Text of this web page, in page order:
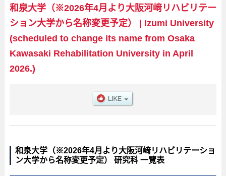
聯絡方式等對外國留學生是必要之訊息都刊載於此，請務必查閱及利用此網
站。
和泉大学（※2026年4月より大阪河﨑リハビリテー
ション大学から名称変更予定）
Izumi University
(scheduled to change its name from Osaka
Kawasaki Rehabilitation University in April
2026.)
和泉大学（※2026年4月より大阪河﨑リハビリテーショ
ン大学から名称変更予定） 研究科 一覽表